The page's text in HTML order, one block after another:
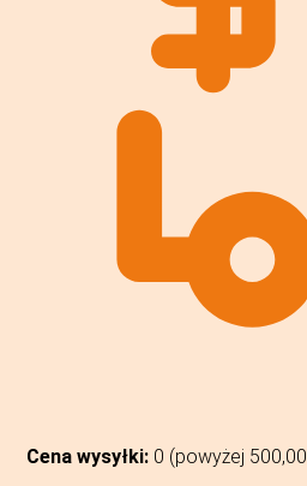
Cena wysyłki: 0 (powyżej 500,00